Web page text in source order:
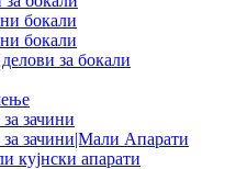
бокали
бокали
за бокали
зачини
зачини|Мали Апарати
кујнски апарати